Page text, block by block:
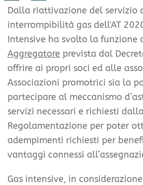
Dalla riattivazione del servizio
interrompibilità gas dell'AT
Intensive ha svolto la funzione
Aggregatore prevista dal
offrire ai propri soci ed alle
Associazioni promotrici sia la
partecipare al meccanismo
servizi necessari e richiesti
Regolamentazione per poter
adempimenti richiesti per
vantaggi connessi
Gas intensive, in